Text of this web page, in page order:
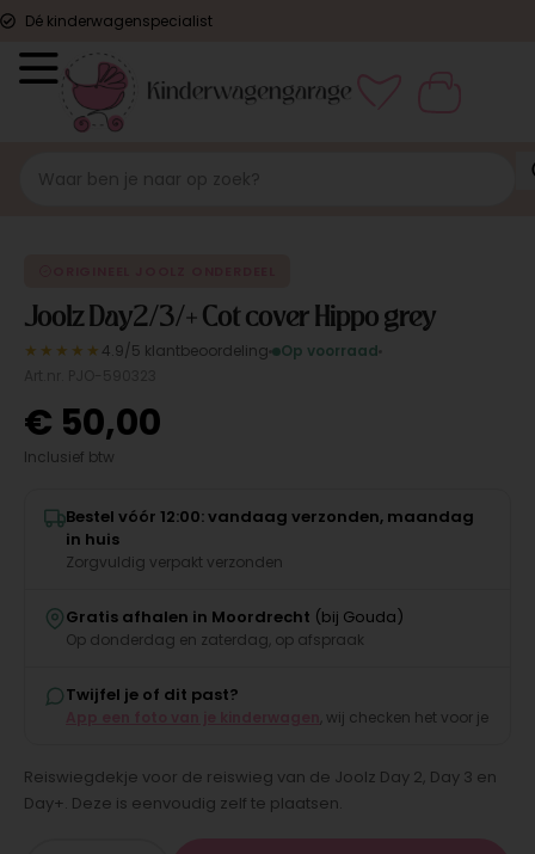
Dé kinderwagenspecialist
Joolz Day2/3/+ Cot cover Hippo grey
★★★★★ 4.9/5 klantbeoordeling
Op voorraad
€ 50,00
Inclusief btw
Bestel vóór 12:00: vandaag verzonden, maandag
in huis
Zorgvuldig verpakt verzonden
Gratis afhalen in Moordrecht (bij Gouda)
Op donderdag en zaterdag, op afspraak
Twijfel je of dit past?
, wij checken het voor je
Reiswiegdekje voor de reiswieg van de Joolz Day 2, Day 3 en
Day+. Deze is eenvoudig zelf te plaatsen.